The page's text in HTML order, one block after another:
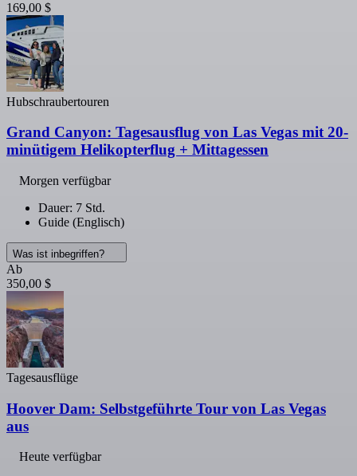
169,00 $
Hubschraubertouren
Grand Canyon: Tagesausflug von Las Vegas mit 20-
minütigem Helikopterflug + Mittagessen
Morgen verfügbar
Dauer: 7 Std.
Guide (Englisch)
Was ist inbegriffen?
Ab
350,00 $
Tagesausflüge
Hoover Dam: Selbstgeführte Tour von Las Vegas
aus
Heute verfügbar